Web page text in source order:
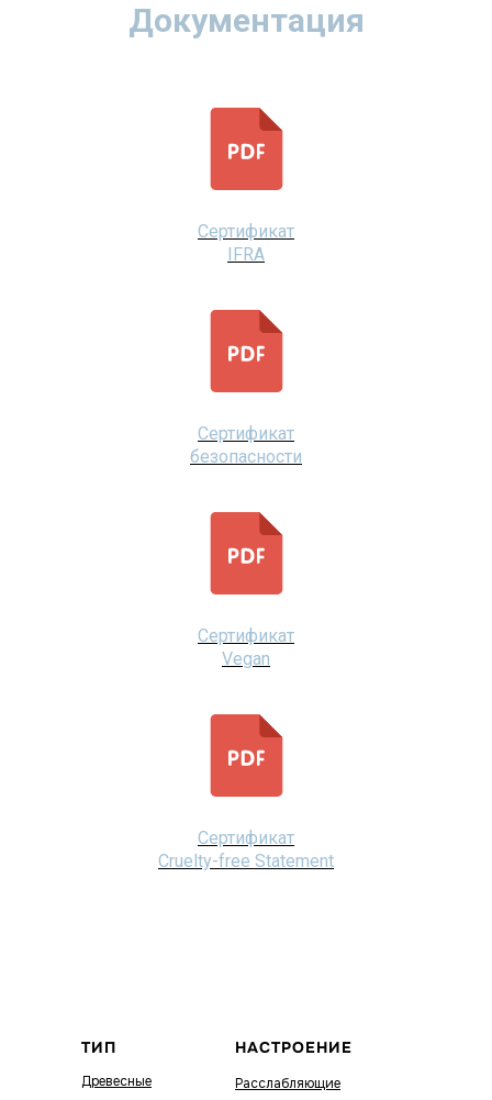
Документация
Сертификат
IFRA
Сертификат
безопасности
Сертификат
Vegan
Сертификат
Cruelty-free Statement
ТИП
Древесные
НАСТРОЕНИЕ
Расслабляющие